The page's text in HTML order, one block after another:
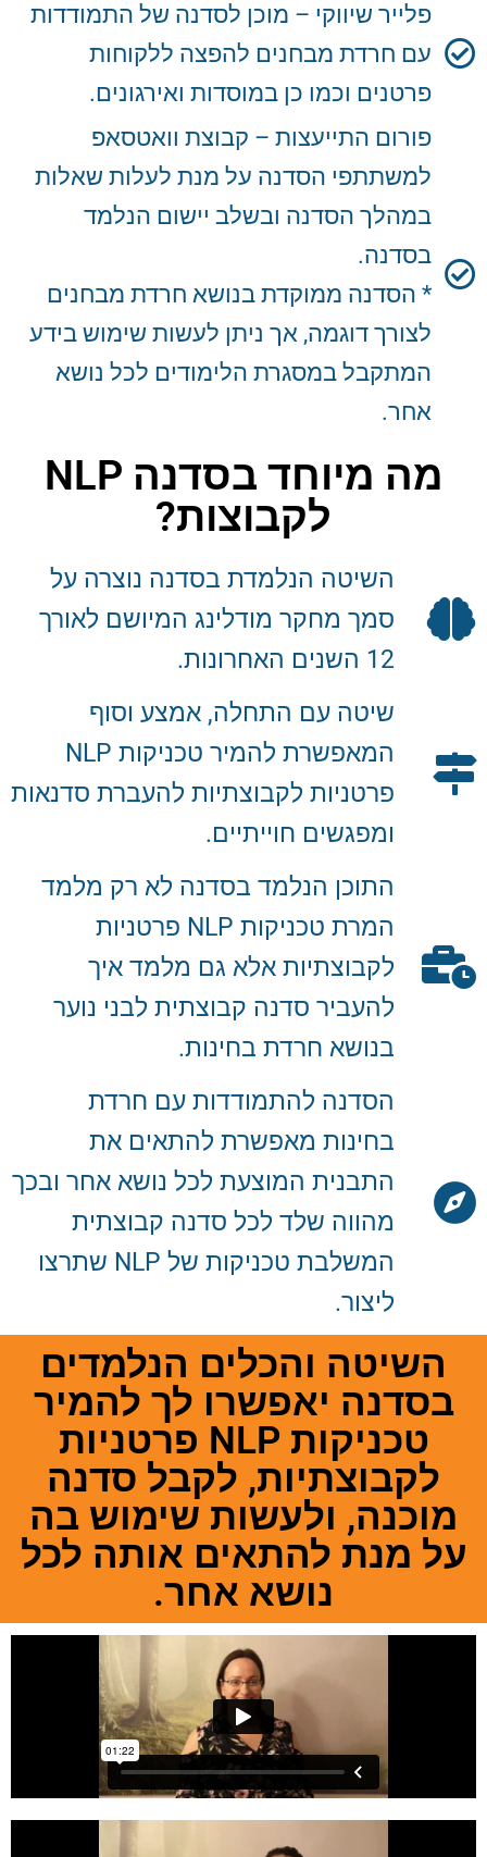
פלייר שיווקי – מוכן לסדנה של התמודדות
עם חרדת מבחנים להפצה ללקוחות
פרטנים וכמו כן במוסדות ואירגונים.
פורום התייעצות – קבוצת וואטסאפ
למשתתפי הסדנה על מנת לעלות שאלות
במהלך הסדנה ובשלב יישום הנלמד
בסדנה.
* הסדנה ממוקדת בנושא חרדת מבחנים
לצורך דוגמה, אך ניתן לעשות שימוש בידע
המתקבל במסגרת הלימודים לכל נושא
אחר.
מה מיוחד בסדנה NLP
לקבוצות?
השיטה הנלמדת בסדנה נוצרה על
סמך מחקר מודלינג המיושם לאורך
12 השנים האחרונות.
שיטה עם התחלה, אמצע וסוף
המאפשרת להמיר טכניקות NLP
פרטניות לקבוצתיות להעברת סדנאות
ומפגשים חוייתיים.
התוכן הנלמד בסדנה לא רק מלמד
המרת טכניקות NLP פרטניות
לקבוצתיות אלא גם מלמד איך
להעביר סדנה קבוצתית לבני נוער
בנושא חרדת בחינות.
הסדנה להתמודדות עם חרדת
בחינות מאפשרת להתאים את
התבנית המוצעת לכל נושא אחר ובכך
מהווה שלד לכל סדנה קבוצתית
המשלבת טכניקות של NLP שתרצו
ליצור.
השיטה והכלים הנלמדים
בסדנה יאפשרו לך להמיר
טכניקות NLP פרטניות
לקבוצתיות, לקבל סדנה
מוכנה, ולעשות שימוש בה
על מנת להתאים אותה לכל
נושא אחר.